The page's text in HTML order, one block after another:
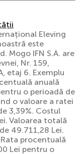
Eleving
este
Mogo IFN S.A. are
Nr. 159,
etaj 6. Exemplu
anuală
o perioadă de
o valoare a ratei
3,39%. Costul
Valoarea totală
49.711,28 Lei.
procentuală
Lei pentru o